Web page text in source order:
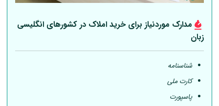
مدارک موردنیاز برای خرید املاک در کشورهای انگلیسی
زبان
شناسنامه
کارت ملی
پاسپورت